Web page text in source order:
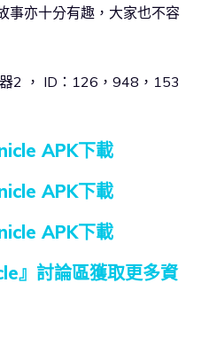
事亦十分有趣，大家也不容
2 ， ID：126，948，153
APK下載
APK下載
APK下載
』討論區獲取更多資